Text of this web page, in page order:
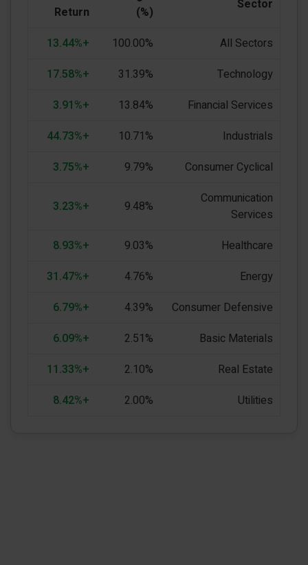
Sector
(%)
Return
All Sectors
100.00%
+13.44%
Technology
31.39%
+17.58%
Financial Services
13.84%
+3.91%
Industrials
10.71%
+44.73%
Consumer Cyclical
9.79%
+3.75%
Communication
Services
9.48%
+3.23%
Healthcare
9.03%
+8.93%
Energy
4.76%
+31.47%
Consumer Defensive
4.39%
+6.79%
Basic Materials
2.51%
+6.09%
Real Estate
2.10%
+11.33%
Utilities
2.00%
+8.42%